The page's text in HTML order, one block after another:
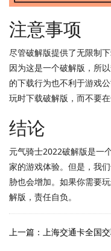
注意事项
尽管破解版提供了无限制
因为这是一个破解版，所
的下载行为也不利于游戏
玩时下载破解版，而不要
结论
元气骑士2022破解版是一
家的游戏体验。但是，我
胁也会增加。如果你需要
解版，责任自负。